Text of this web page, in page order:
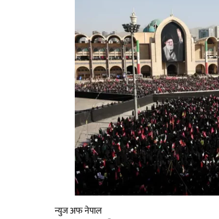
न्युज अफ नेपाल